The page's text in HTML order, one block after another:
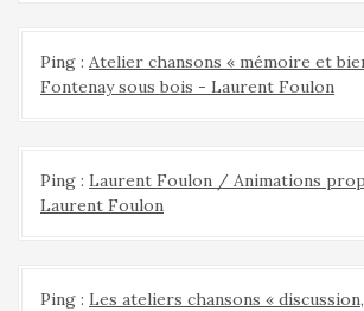
Ping : Atelier chansons « mémoire et
Fontenay sous bois - Laurent Foulon
Ping : Laurent Foulon / Animations
Laurent Foulon
Ping : Les ateliers chansons «